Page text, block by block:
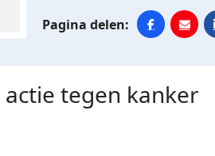
tegen kanker